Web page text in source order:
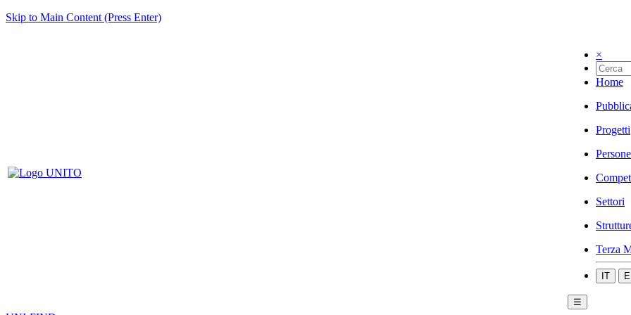
Skip to Main Content (Press Enter)
×
Home
Progetti
Persone
Settori
Terza
IT
☰